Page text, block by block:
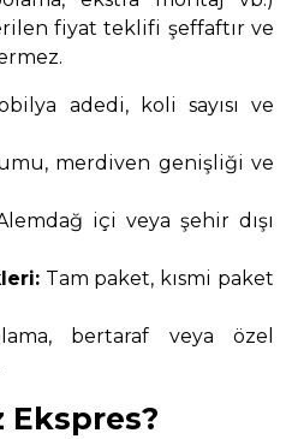
fiyat teklifi şeffaftır ve
adedi, koli sayısı ve
merdiven genişliği ve
içi veya şehir dışı
Tam paket, kısmi paket
bertaraf veya özel
Ekspres?